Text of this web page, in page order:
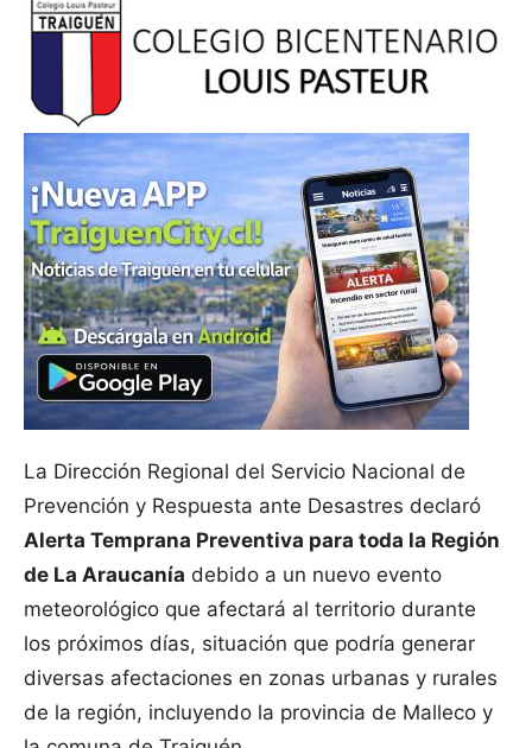
La Dirección Regional del Servicio Nacional de
Prevención y Respuesta ante Desastres declaró
Alerta Temprana Preventiva para toda la Región
de La Araucanía debido a un nuevo evento
meteorológico que afectará al territorio durante
los próximos días, situación que podría generar
diversas afectaciones en zonas urbanas y rurales
de la región, incluyendo la provincia de Malleco y